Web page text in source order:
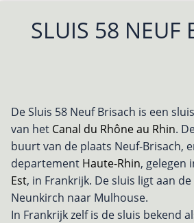
SLUIS 58 NEUF
De Sluis 58 Neuf Brisach is een
van het Canal du Rhône au Rhin.
buurt van de plaats Neuf-Brisach,
departement Haute-Rhin, gelegen
Est, in Frankrijk. De sluis ligt aan
Neunkirch naar Mulhouse.
In Frankrijk zelf is de sluis bekend